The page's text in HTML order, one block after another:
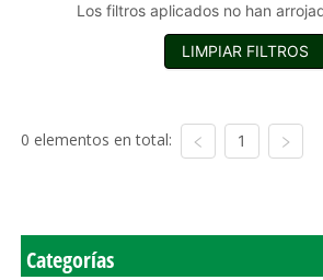
Los filtros aplicados no han
LIMPIAR FILTROS
0 elementos en total: 1
Categorías